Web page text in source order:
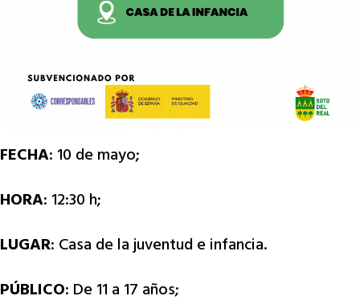
FECHA: 10 de mayo;
HORA: 12:30 h;
LUGAR: Casa de la juventud e infancia.
PÚBLICO: De 11 a 17 años;